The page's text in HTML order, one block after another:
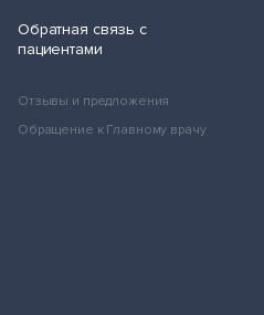
Обратная связь с
пациентами
Отзывы и предложения
Обращение к Главному врачу